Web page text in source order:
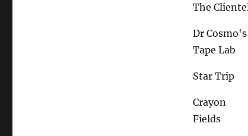
The
Dr Cosmo's
Tape Lab
Star Trip
Crayon
Fields